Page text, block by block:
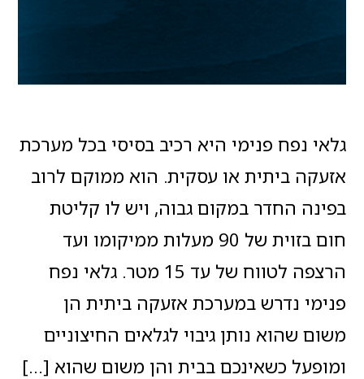
גלאי נפח פנימי היא רכיב בסיסי בכל מערכת
אזעקה ביתית או עסקית. הוא ממוקם לרוב
בפינה החדר במקום גבוה, ויש לו קליטת
חום בזוית של 90 מעלות ממיקומו ועד
הרצפה לטווח של עד 15 מטר. גלאי נפח
פנימי נדרש במערכת אזעקה ביתית הן
משום שהוא נותן גיבוי לגלאים החיצוניים
ומופעל כשאינכם בבית והן משום שהוא […]